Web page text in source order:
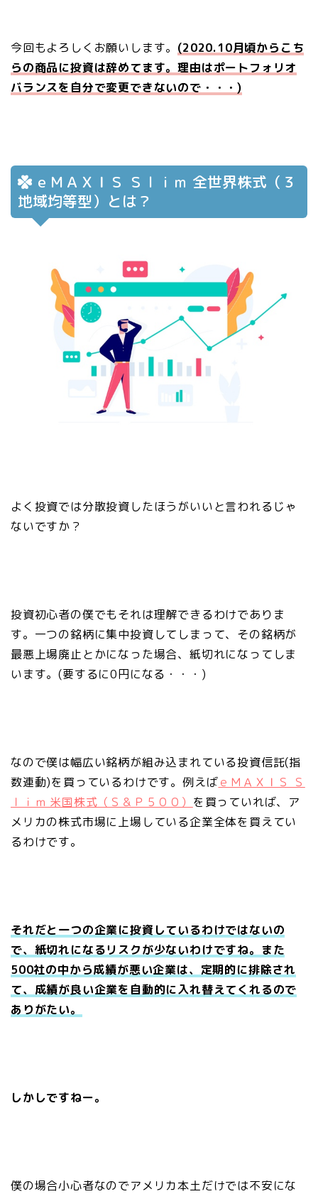
今回もよろしくお願いします。 (2020.10月頃からこち
らの商品に投資は辞めてます。理由はポートフォリオ
バランスを自分で変更できないので・・・)
ｅＭＡＸＩＳ Ｓｌｉｍ 全世界株式（３
地域均等型）とは？
よく投資では分散投資したほうがいいと言われるじゃ
ないですか？
投資初心者の僕でもそれは理解できるわけでありま
す。一つの銘柄に集中投資してしまって、その銘柄が
最悪上場廃止とかになった場合、紙切れになってしま
います。(要するに0円になる・・・)
なので僕は幅広い銘柄が組み込まれている投資信託(指
数連動)を買っているわけです。例えばｅＭＡＸＩＳ Ｓ
ｌｉｍ 米国株式（Ｓ＆Ｐ５００） を買っていれば、ア
メリカの株式市場に上場している企業全体を買えてい
るわけです。
それだと一つの企業に投資しているわけではないの
で、紙切れになるリスクが少ないわけですね。また
500社の中から成績が悪い企業は、定期的に排除され
て、成績が良い企業を自動的に入れ替えてくれるので
ありがたい。
しかしですねー。
僕の場合小心者なのでアメリカ本土だけでは不安にな